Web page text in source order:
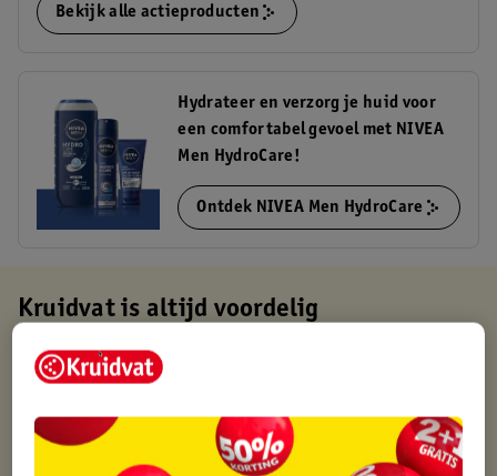
Bekijk alle actieproducten
Hydrateer en verzorg je huid voor
een comfortabel gevoel met NIVEA
Men HydroCare!
Ontdek NIVEA Men HydroCare
Kruidvat is altijd voordelig
Gratis ophalen in de winkel
Op werkdagen voor 22:00 uur besteld, volgende dag in huis
Gratis thuisbezorgd vanaf 50.00
Gratis retourneren binnen 30 dagen
Gratis punten met je Kruidvat kaart